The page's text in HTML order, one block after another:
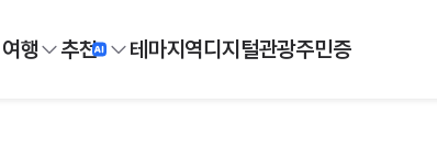
여행 추천 테마지역디지털관광주민증